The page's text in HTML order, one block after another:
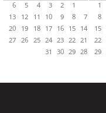
1
8
15
22
29
1
2
3
4
5
6
7
8
9
10
11
12
13
14
15
16
17
18
19
20
21
22
23
24
25
26
27
28
29
30
31